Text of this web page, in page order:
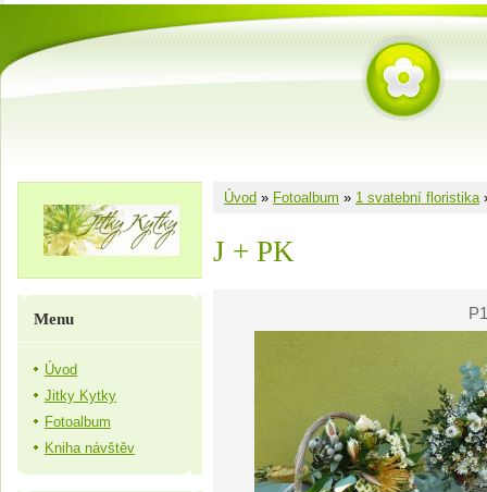
Úvod » Fotoalbum » 1 svatební floristika
J + PK
Menu
Úvod
Jitky Kytky
Fotoalbum
Kniha návštěv